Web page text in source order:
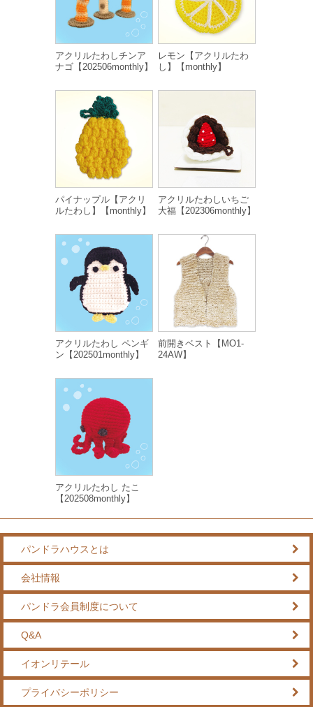
アクリルたわしチンア
ナゴ【202506monthly】
レモン【アクリルたわ
し】【monthly】
パイナップル【アクリ
ルたわし】【monthly】
アクリルたわしいちご
大福【202306monthly】
アクリルたわし ペンギ
ン【202501monthly】
前開きベスト【MO1-
24AW】
アクリルたわし たこ
【202508monthly】
パンドラハウスとは
会社情報
パンドラ会員制度について
Q&A
イオンリテール
プライバシーポリシー